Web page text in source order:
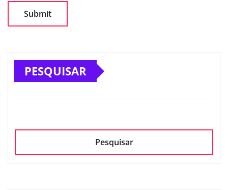
PESQUISAR
Pesquisar